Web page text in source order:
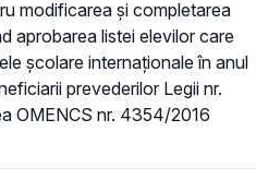
modificarea și completarea
aprobarea listei elevilor care
şcolare internaţionale în anul
prevederilor Legii nr.
OMENCS nr. 4354/2016